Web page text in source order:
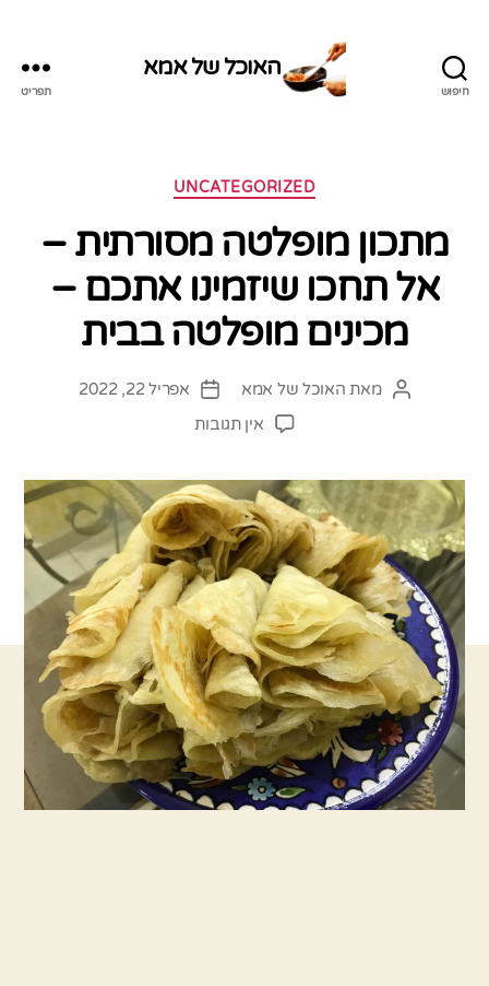
חיפוש
האוכל של אמא
תפריט
קטגוריות
UNCATEGORIZED
מתכון מופלטה מסורתית –
אל תחכו שיזמינו אתכם –
מכינים מופלטה בבית
המחבר
מאת האוכל של אמא
תאריךאפריל 22, 2022
אין תגובותעל
מסורתית
–
אל
תחכו
שיזמינו
אתכם
–
מכינים
מופלטה
בבית